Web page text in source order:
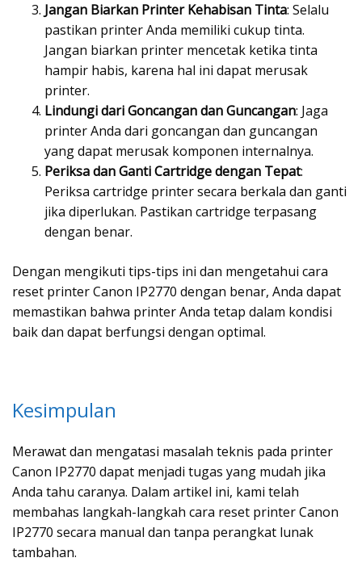
Jangan Biarkan Printer Kehabisan Tinta: Selalu
pastikan printer Anda memiliki cukup tinta.
Jangan biarkan printer mencetak ketika tinta
hampir habis, karena hal ini dapat merusak
printer.
Lindungi dari Goncangan dan Guncangan: Jaga
printer Anda dari goncangan dan guncangan
yang dapat merusak komponen internalnya.
Periksa dan Ganti Cartridge dengan Tepat:
Periksa cartridge printer secara berkala dan ganti
jika diperlukan. Pastikan cartridge terpasang
dengan benar.
Dengan mengikuti tips-tips ini dan mengetahui cara
reset printer Canon IP2770 dengan benar, Anda dapat
memastikan bahwa printer Anda tetap dalam kondisi
baik dan dapat berfungsi dengan optimal.
Kesimpulan
Merawat dan mengatasi masalah teknis pada printer
Canon IP2770 dapat menjadi tugas yang mudah jika
Anda tahu caranya. Dalam artikel ini, kami telah
membahas langkah-langkah cara reset printer Canon
IP2770 secara manual dan tanpa perangkat lunak
tambahan.